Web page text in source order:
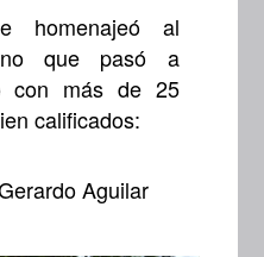
homenajeó al
que pasó a
con más de 25
calificados:
Aguilar